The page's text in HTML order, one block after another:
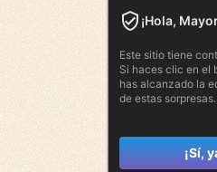
¡Hola,
Este sitio tiene
Si haces clic en el
has alcanzado la
de estas sorpresas.
¡Sí,